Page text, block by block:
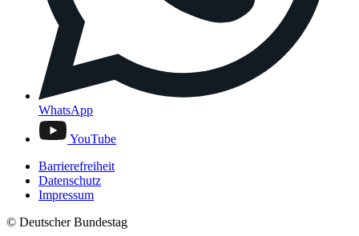
WhatsApp
YouTube
Barrierefreiheit
Datenschutz
Impressum
© Deutscher Bundestag